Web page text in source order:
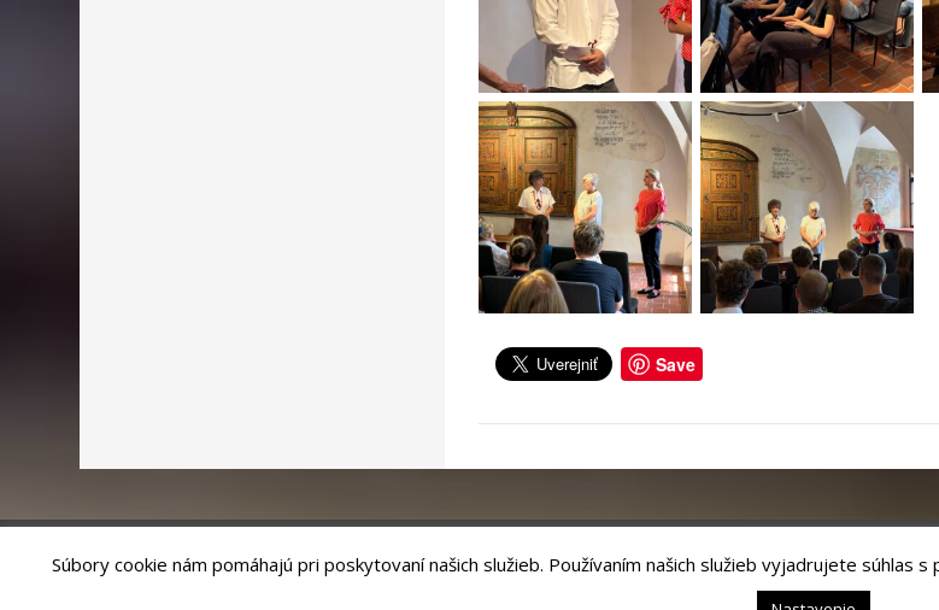
Save
Súbory cookie nám pomáhajú pri poskytovaní našich služieb. Používaním našich služieb vyjadrujete súhlas s